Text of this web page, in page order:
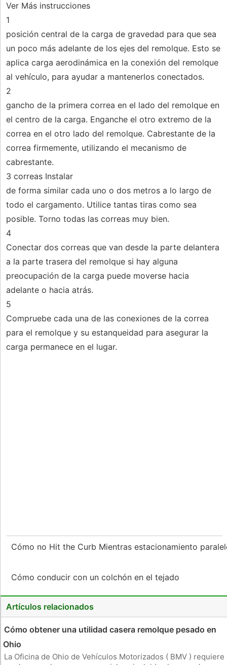
Ver Más instrucciones
1
posición central de la carga de gravedad para que sea
un poco más adelante de los ejes del remolque. Esto se
aplica carga aerodinámica en la conexión del remolque
al vehículo, para ayudar a mantenerlos conectados.
2
gancho de la primera correa en el lado del remolque en
el centro de la carga. Enganche el otro extremo de la
correa en el otro lado del remolque. Cabrestante de la
correa firmemente, utilizando el mecanismo de
cabrestante.
3 correas Instalar
de forma similar cada uno o dos metros a lo largo de
todo el cargamento. Utilice tantas tiras como sea
posible. Torno todas las correas muy bien.
4
Conectar dos correas que van desde la parte delantera
a la parte trasera del remolque si hay alguna
preocupación de la carga puede moverse hacia
adelante o hacia atrás.
5
Compruebe cada una de las conexiones de la correa
para el remolque y su estanqueidad para asegurar la
carga permanece en el lugar.
Cómo no Hit the Curb Mientras estacionamiento
Cómo conducir con un colchón en el tejado
Artículos relacionados
Cómo obtener una utilidad casera remolque pesado en
Ohio
La Oficina de Ohio de Vehículos Motorizados ( BMV ) requiere